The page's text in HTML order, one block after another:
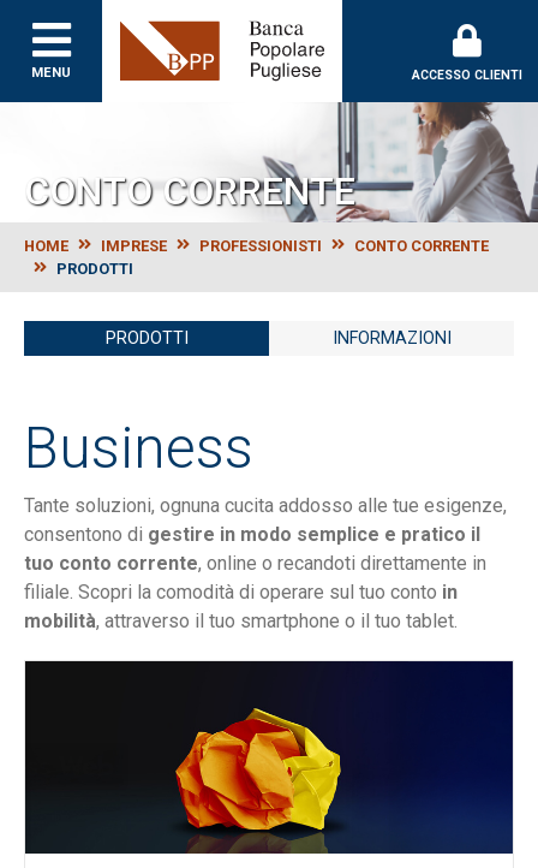
MENU
Banca Popolare
ACCESSO CLIENTI
CONTO CORRENTE
HOME IMPRESE PROFESSIONISTI
CONTO CORRENTE
PRODOTTI
PRODOTTI INFORMAZIONI
Business
Tante soluzioni, ognuna cucita addosso alle tue esigenze,
consentono di gestire in modo semplice e pratico il
tuo conto corrente, online o recandoti direttamente in
filiale. Scopri la comodità di operare sul tuo conto in
mobilità, attraverso il tuo smartphone o il tuo tablet.